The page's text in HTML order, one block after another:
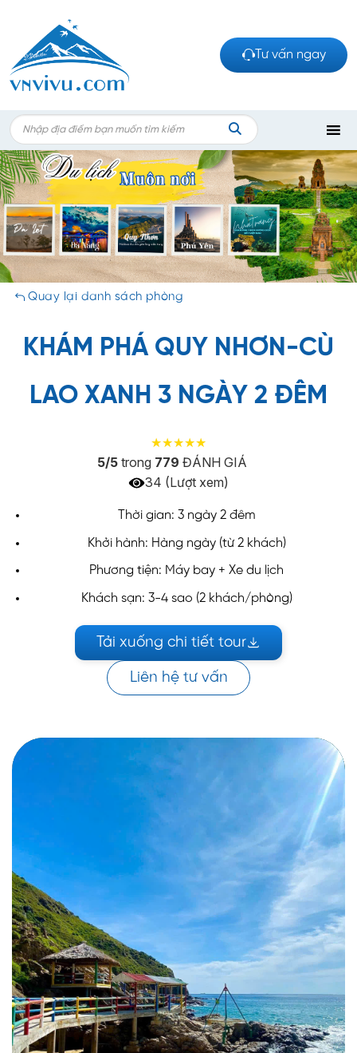
dung
Tư vấn ngay
Search
for:
TÌM
KIẾM
Quay lại danh sách phòng
KHÁM PHÁ QUY NHƠN-CÙ
LAO XANH 3 NGÀY 2 ĐÊM
5/5 trong 779 ĐÁNH GIÁ
34 (Lượt xem)
Thời gian: 3 ngày 2 đêm
Khởi hành: Hàng ngày (từ 2 khách)
Phương tiện: Máy bay + Xe du lịch
Khách sạn: 3-4 sao (2 khách/phòng)
Tải xuống chi tiết tour
Liên hệ tư vấn